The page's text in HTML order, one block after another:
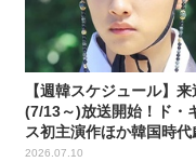
【週韓スケジュール】来
(7/13～)放送開始！ド・
ス初主演作ほか韓国時代
2026.07.10